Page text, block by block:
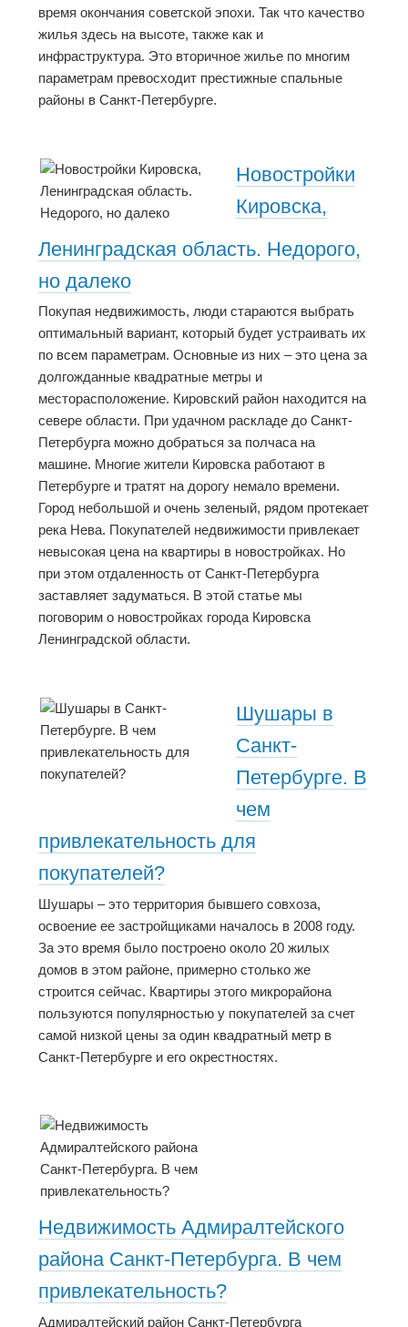
время окончания советской эпохи. Так что качество
жилья здесь на высоте, также как и
инфраструктура. Это вторичное жилье по многим
параметрам превосходит престижные спальные
районы в Санкт-Петербурге.
Новостройки
Кировска,
Ленинградская область. Недорого,
но далеко
Покупая недвижимость, люди стараются выбрать
оптимальный вариант, который будет устраивать их
по всем параметрам. Основные из них – это цена за
долгожданные квадратные метры и
месторасположение. Кировский район находится на
севере области. При удачном раскладе до Санкт-
Петербурга можно добраться за полчаса на
машине. Многие жители Кировска работают в
Петербурге и тратят на дорогу немало времени.
Город небольшой и очень зеленый, рядом протекает
река Нева. Покупателей недвижимости привлекает
невысокая цена на квартиры в новостройках. Но
при этом отдаленность от Санкт-Петербурга
заставляет задуматься. В этой статье мы
поговорим о новостройках города Кировска
Ленинградской области.
Шушары в
Санкт-
Петербурге. В
чем
привлекательность для
покупателей?
Шушары – это территория бывшего совхоза,
освоение ее застройщиками началось в 2008 году.
За это время было построено около 20 жилых
домов в этом районе, примерно столько же
строится сейчас. Квартиры этого микрорайона
пользуются популярностью у покупателей за счет
самой низкой цены за один квадратный метр в
Санкт-Петербурге и его окрестностях.
Недвижимость Адмиралтейского
района Санкт-Петербурга. В чем
привлекательность?
Адмиралтейский район Санкт-Петербурга